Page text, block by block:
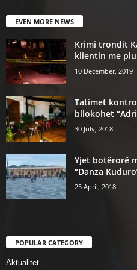
EVEN MORE NEWS
Krimi trondit
klientin me
10 December, 2019
Tatimet
bllokohet
30 July, 2018
Yjet botërorë
“Danza
25 April, 2018
POPULAR CATEGORY
Aktualitet